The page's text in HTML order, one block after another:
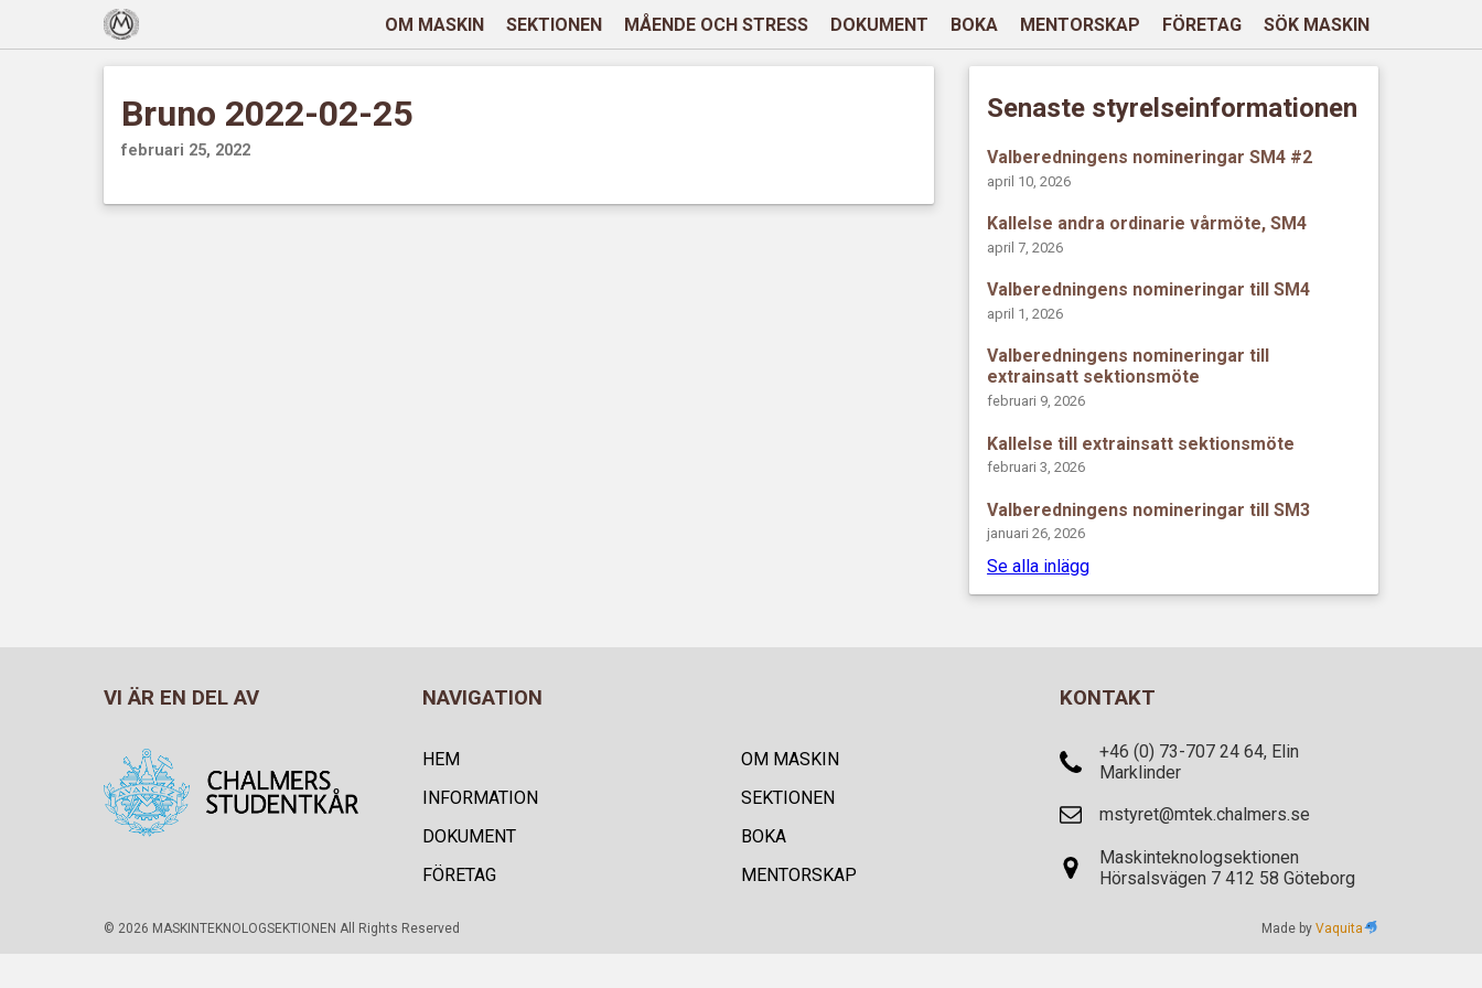
OM MASKIN SEKTIONEN MÅENDE OCH STRESS DOKUMENT BOKA MENTORSKAP FÖRETAG SÖK MASKIN
Bruno 2022-02-25
februari 25, 2022
Senaste styrelseinformationen
Valberedningens nomineringar SM4 #2
april 10, 2026
Kallelse andra ordinarie vårmöte, SM4
april 7, 2026
Valberedningens nomineringar till SM4
april 1, 2026
Valberedningens nomineringar till
extrainsatt sektionsmöte
februari 9, 2026
Kallelse till extrainsatt sektionsmöte
februari 3, 2026
Valberedningens nomineringar till SM3
januari 26, 2026
Se alla inlägg
VI ÄR EN DEL AV NAVIGATION
HEM
OM MASKIN
INFORMATION
SEKTIONEN
DOKUMENT
BOKA
FÖRETAG
MENTORSKAP
KONTAKT
+46 (0) 73-707 24 64, Elin
Marklinder
mstyret@mtek.chalmers.se
Maskinteknologsektionen
Hörsalsvägen 7 412 58 Göteborg
© 2026 MASKINTEKNOLOGSEKTIONEN All Rights Reserved Made byVaquita